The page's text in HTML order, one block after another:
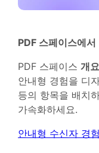
PDF 스페이스에
PDF 스페이스 개요
안내형 경험을 디
등의 항목을 배치
가속화하세요.
안내형 수신자 경